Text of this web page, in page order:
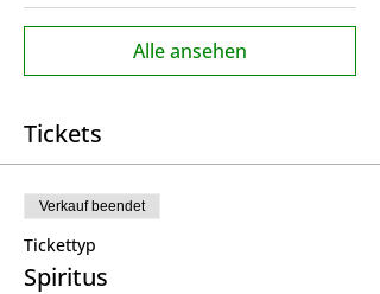
Alle ansehen
Tickets
Verkauf beendet
Tickettyp
Spiritus